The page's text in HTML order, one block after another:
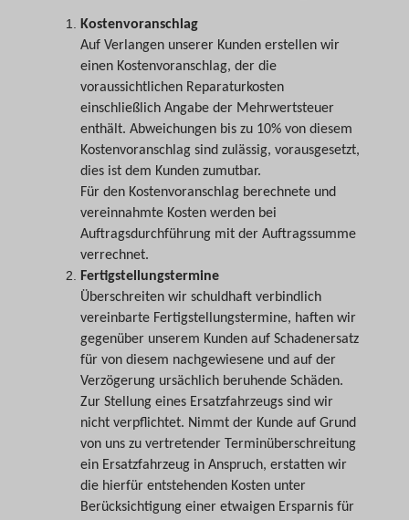
Kostenvoranschlag
Auf Verlangen unserer Kunden erstellen wir
einen Kostenvoranschlag, der die
voraussichtlichen Reparaturkosten
einschließlich Angabe der Mehrwertsteuer
enthält. Abweichungen bis zu 10% von diesem
Kostenvoranschlag sind zulässig, vorausgesetzt,
dies ist dem Kunden zumutbar.
Für den Kostenvoranschlag berechnete und
vereinnahmte Kosten werden bei
Auftragsdurchführung mit der Auftragssumme
verrechnet.
Fertigstellungstermine
Überschreiten wir schuldhaft verbindlich
vereinbarte Fertigstellungstermine, haften wir
gegenüber unserem Kunden auf Schadenersatz
für von diesem nachgewiesene und auf der
Verzögerung ursächlich beruhende Schäden.
Zur Stellung eines Ersatzfahrzeugs sind wir
nicht verpflichtet. Nimmt der Kunde auf Grund
von uns zu vertretender Terminüberschreitung
ein Ersatzfahrzeug in Anspruch, erstatten wir
die hierfür entstehenden Kosten unter
Berücksichtigung einer etwaigen Ersparnis für